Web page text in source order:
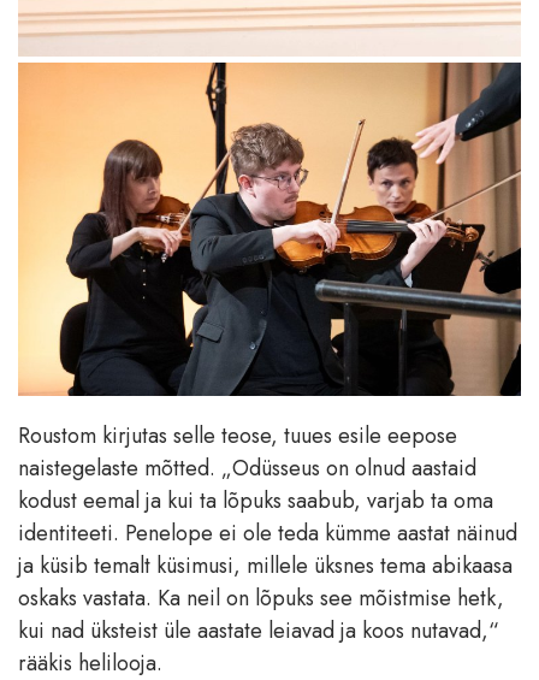
Roustom kirjutas selle teose, tuues esile eepose
naistegelaste mõtted. „Odüsseus on olnud aastaid
kodust eemal ja kui ta lõpuks saabub, varjab ta oma
identiteeti. Penelope ei ole teda kümme aastat näinud
ja küsib temalt küsimusi, millele üksnes tema abikaasa
oskaks vastata. Ka neil on lõpuks see mõistmise hetk,
kui nad üksteist üle aastate leiavad ja koos nutavad,“
rääkis helilooja.